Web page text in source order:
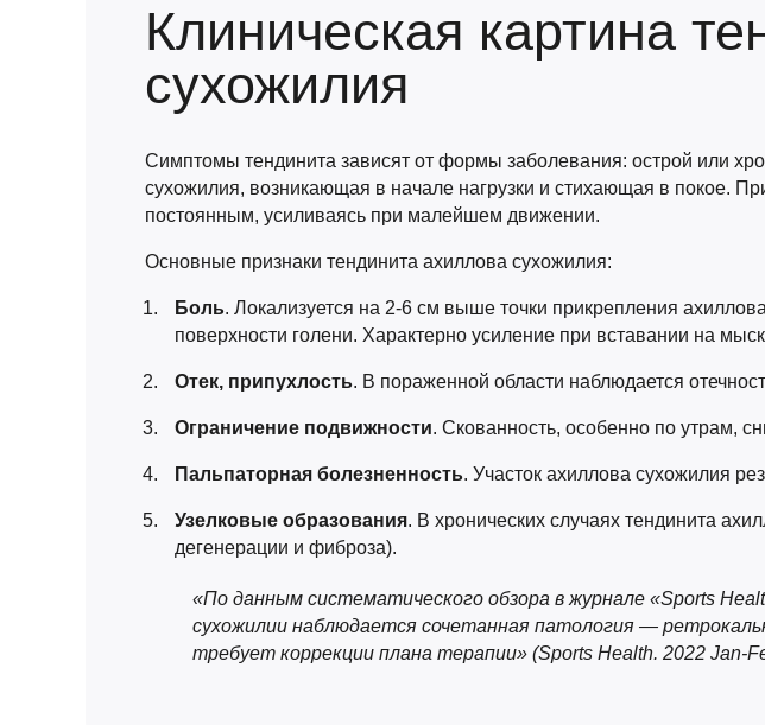
Клиническая картина
сухожилия
Симптомы тендинита зависят от формы заболевания: острой или
сухожилия, возникающая в начале нагрузки и стихающая в покое.
постоянным, усиливаясь при малейшем движении.
Основные признаки тендинита ахиллова сухожилия:
Боль. Локализуется на 2-6 см выше точки прикрепления
поверхности голени. Характерно усиление при вставании на
Отек, припухлость. В пораженной области наблюдается
Ограничение подвижности. Скованность, особенно по утрам,
Пальпаторная болезненность. Участок ахиллова сухожилия
Узелковые образования. В хронических случаях тендинита
дегенерации и фиброза).
«По данным систематического обзора в журнале «Sports
сухожилии наблюдается сочетанная патология —
требует коррекции плана терапии» (Sports Health. 2022 Jan-